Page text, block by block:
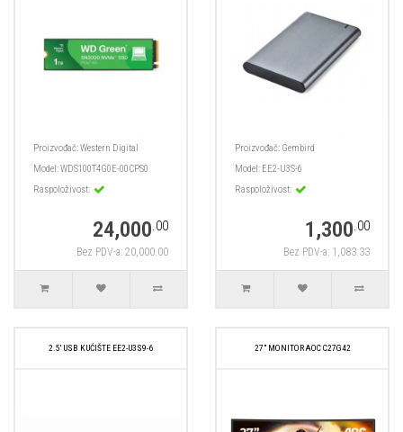
Proizvođač:Western Digital
Model:WDS100T4G0E-00CPS0
Raspoloživost:
24,000.00
Bez PDV-a: 20,000.00
Proizvođač: Gembird
Model: EE2-U3S-6
Raspoloživost:
1,300.00
Bez PDV-a: 1,083.33
2.5' USB KUĆIŠTE EE2-U3S9-6 27" MONITOR AOC C27G42